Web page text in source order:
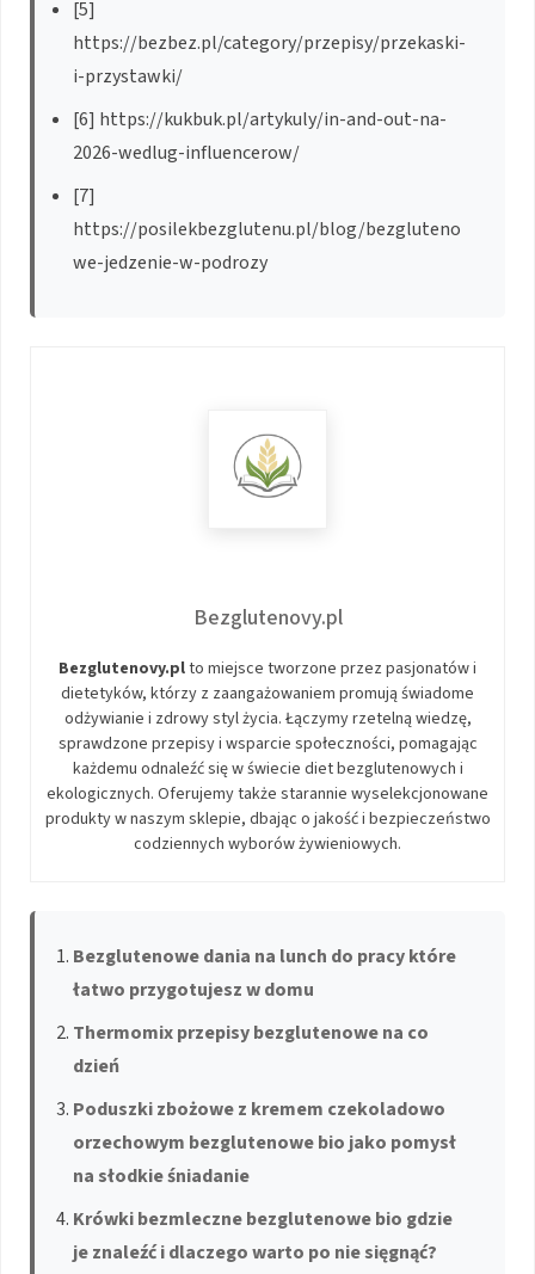
[5]
https://bezbez.pl/category/przepisy/przekaski-
i-przystawki/
[6] https://kukbuk.pl/artykuly/in-and-out-na-
2026-wedlug-influencerow/
[7]
https://posilekbezglutenu.pl/blog/bezgluteno
we-jedzenie-w-podrozy
Bezglutenovy.pl
Bezglutenovy.plto miejsce tworzone przez pasjonatów i
dietetyków, którzy z zaangażowaniem promują świadome
odżywianie i zdrowy styl życia. Łączymy rzetelną wiedzę,
sprawdzone przepisy i wsparcie społeczności, pomagając
każdemu odnaleźć się w świecie diet bezglutenowych i
ekologicznych. Oferujemy także starannie wyselekcjonowane
produkty w naszym sklepie, dbając o jakość i bezpieczeństwo
codziennych wyborów żywieniowych.
Bezglutenowe dania na lunch do pracy które
łatwo przygotujesz w domu
Thermomix przepisy bezglutenowe na co
dzień
Poduszki zbożowe z kremem czekoladowo
orzechowym bezglutenowe bio jako pomysł
na słodkie śniadanie
Krówki bezmleczne bezglutenowe bio gdzie
je znaleźć i dlaczego warto po nie sięgnąć?